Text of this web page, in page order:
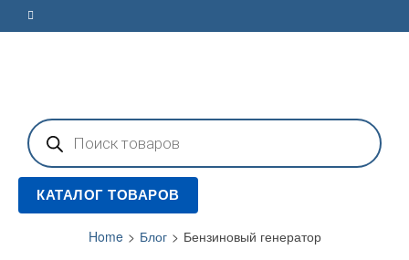
Поиск
товаров
КАТАЛОГ ТОВАРОВ
Home > Блог > Бензиновый генератор